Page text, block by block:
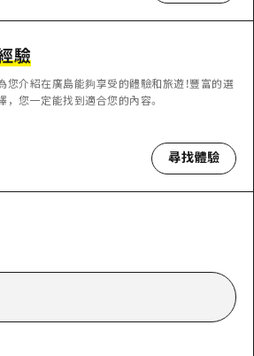
·體驗
周邊
口
遊
周邊
口
遊覽門票
外國遊客的街角旅遊信息中心
視頻
驗
您介紹在廣島能夠享受的體驗和旅遊！豐富的選
，您一定能找到適合您的內容。
尋找體驗